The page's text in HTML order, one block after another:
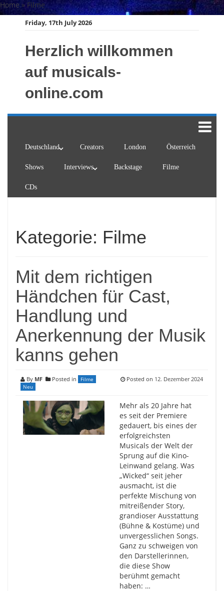
Skip
to
Home» Filme
Friday, 17th July 2026
Herzlich willkommen
auf musicals-
online.com
Deutschland Creators London Österreich
Shows Interviews Backstage Filme
CDs
Kategorie: Filme
Mit dem richtigen
Händchen für Cast,
Handlung und
Anerkennung der Musik
kanns gehen
By MF Posted in
Filme
Neu
Posted on 12. Dezember 2024
Mehr als 20 Jahre hat
es seit der Premiere
gedauert, bis eines der
erfolgreichsten
Musicals der Welt der
Sprung auf die Kino-
Leinwand gelang. Was
„Wicked“ seit jeher
ausmacht, ist die
perfekte Mischung von
mitreißender Story,
grandioser Ausstattung
(Bühne & Kostüme) und
unvergesslichen Songs.
Ganz zu schweigen von
den Darstellerinnen,
die diese Show
berühmt gemacht
haben: …